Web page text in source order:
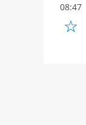
08:47